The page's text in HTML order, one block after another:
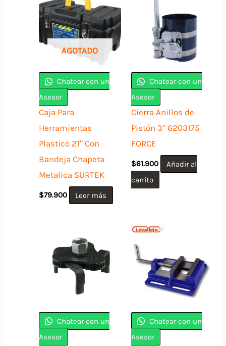
AGOTADO
Chatear con un
Asesor
Caja Para
Herramientas
Plastico 21″ Con
Bandeja Chapeta
Metalica SURTEK
$79.900 Leer más
Chatear con un
Asesor
Cierra Anillos de
Pistón 3″ 6203175
FORCE
$61.900
Añadir al
carrito
Chatear con un
Asesor
Chatear con un
Asesor